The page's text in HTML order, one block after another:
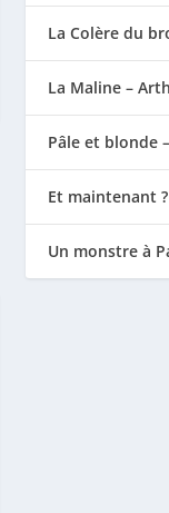
La Colère du
La Maline –
Pâle et blonde
Et maintenant
Un monstre à